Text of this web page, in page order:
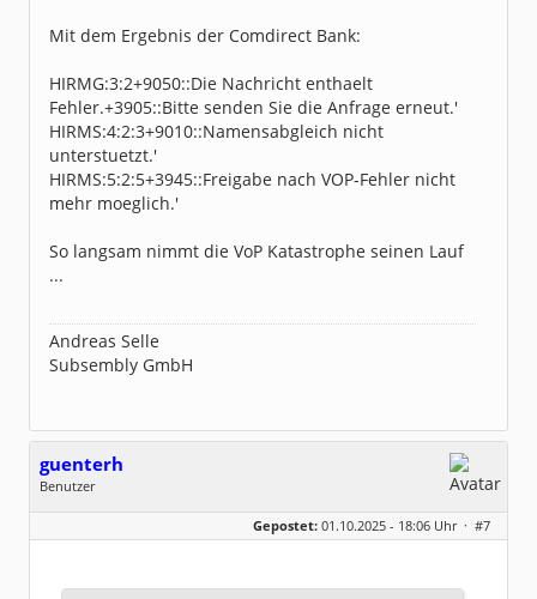
Mit dem Ergebnis der Comdirect Bank:
HIRMG:3:2+9050::Die Nachricht enthaelt
Fehler.+3905::Bitte senden Sie die Anfrage erneut.'
HIRMS:4:2:3+9010::Namensabgleich nicht
unterstuetzt.'
HIRMS:5:2:5+3945::Freigabe nach VOP-Fehler nicht
mehr moeglich.'
So langsam nimmt die VoP Katastrophe seinen Lauf
...
Andreas Selle
Subsembly GmbH
guenterh
Benutzer
Geschlecht:
keine Angabe
Dabei seit:
12 / 2020
Gepostet: 01.10.2025 - 18:06 Uhr · #7